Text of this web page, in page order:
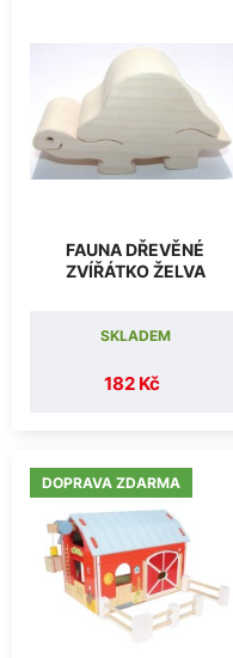
FAUNA DŘEVĚNÉ
ZVÍŘÁTKO ŽELVA
182 Kč
SKLADEM
DOPRAVA ZDARMA